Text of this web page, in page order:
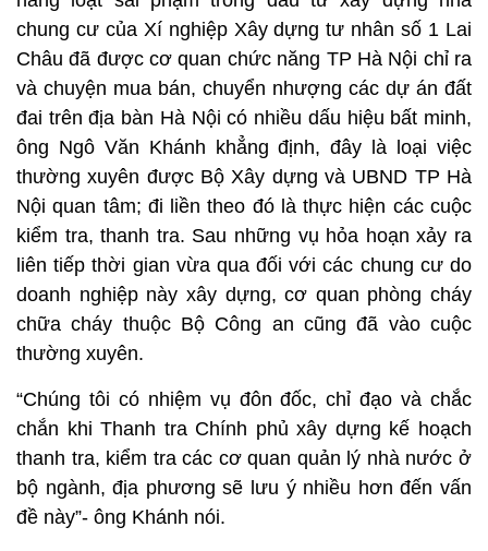
chung cư của Xí nghiệp Xây dựng tư nhân số 1 Lai
Châu đã được cơ quan chức năng TP Hà Nội chỉ ra
và chuyện mua bán, chuyển nhượng các dự án đất
đai trên địa bàn Hà Nội có nhiều dấu hiệu bất minh,
ông Ngô Văn Khánh khẳng định, đây là loại việc
thường xuyên được Bộ Xây dựng và UBND TP Hà
Nội quan tâm; đi liền theo đó là thực hiện các cuộc
kiểm tra, thanh tra. Sau những vụ hỏa hoạn xảy ra
liên tiếp thời gian vừa qua đối với các chung cư do
doanh nghiệp này xây dựng, cơ quan phòng cháy
chữa cháy thuộc Bộ Công an cũng đã vào cuộc
thường xuyên.
“Chúng tôi có nhiệm vụ đôn đốc, chỉ đạo và chắc
chắn khi Thanh tra Chính phủ xây dựng kế hoạch
thanh tra, kiểm tra các cơ quan quản lý nhà nước ở
bộ ngành, địa phương sẽ lưu ý nhiều hơn đến vấn
đề này”- ông Khánh nói.